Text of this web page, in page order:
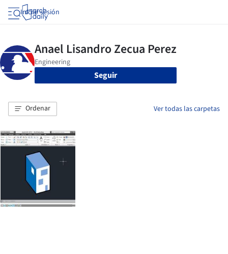
Iniciar sesión
Seguir
Ordenar Ver todas las carpetas